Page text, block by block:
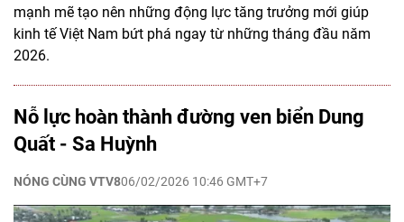
mạnh mẽ tạo nên những động lực tăng trưởng mới giúp
kinh tế Việt Nam bứt phá ngay từ những tháng đầu năm
2026.
Nỗ lực hoàn thành đường ven biển Dung
Quất - Sa Huỳnh
NÓNG CÙNG VTV806/02/2026 10:46 GMT+7